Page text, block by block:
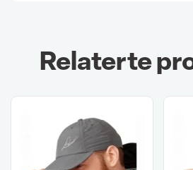
Relaterte